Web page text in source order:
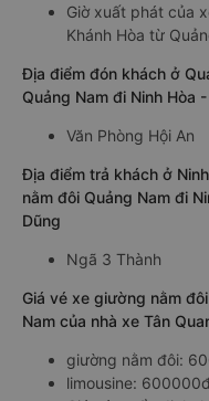
Giờ xuất phát của
Khánh Hòa từ
Địa điểm đón khách ở
Quảng Nam đi Ninh Hòa
Văn Phòng Hội An
Địa điểm trả khách ở
nằm đôi Quảng Nam đi
Dũng
Ngã 3 Thành
Giá vé xe giường nằm
Nam của nhà xe Tân
giường nằm đôi:
limousine: